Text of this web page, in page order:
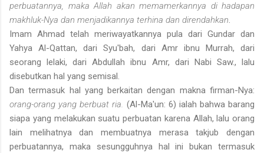
perbuatannya, maka Allah akan memamerkannya di hadapan
makhluk-Nya dan menjadikannya terhina dan direndahkan.
Imam Ahmad telah meriwayatkannya pula dari Gundar dan
Yahya Al-Qattan, dari Syu'bah, dari Amr ibnu Murrah, dari
seorang lelaki, dari Abdullah ibnu Amr, dari Nabi Saw., lalu
disebutkan hal yang semisal.
Dan termasuk hal yang berkaitan dengan makna firman-Nya:
orang-orang yang berbuat ria. (Al-Ma'un: 6) ialah bahwa barang
siapa yang melakukan suatu perbuatan karena Allah, lalu orang
lain melihatnya dan membuatnya merasa takjub dengan
perbuatannya, maka sesungguhnya hal ini bukan termasuk